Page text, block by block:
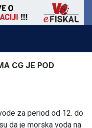
CG JE POD
za period od 12. do
da je morska voda na